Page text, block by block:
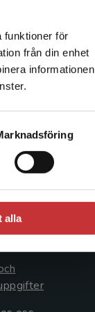
funktioner för
från din enhet
informationen
alla
länkar
rättigheter